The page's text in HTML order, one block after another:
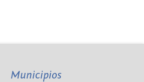
Municipios